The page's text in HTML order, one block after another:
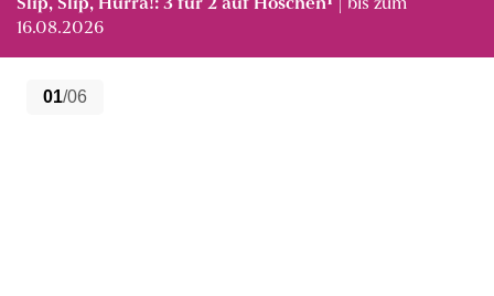
Slip, Slip, Hurra!: 3 für 2 auf Höschen
| bis zum
16.08.2026
01/06